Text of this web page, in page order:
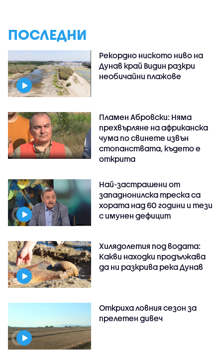
ПОСЛЕДНИ
Рекордно ниското ниво на
Дунав край Видин разкри
необичайни плажове
Пламен Абровски: Няма
прехвърляне на африканска
чума по свинете извън
стопанствата, където е
открита
Най-застрашени от
западнонилска треска са
хората над 60 години и тези
с имунен дефицит
Хилядолетия под водата:
Какви находки продължава
да ни разкрива река Дунав
Откриха ловния сезон за
прелетен дивеч